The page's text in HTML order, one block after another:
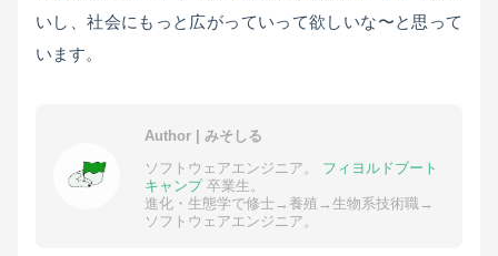
いし、社会にもっと広がっていって欲しいな〜と思って
います。
Author | みそしる
ソフトウェアエンジニア。 フィヨルドブート
キャンプ卒業生。
進化・生態学で修士→養殖→生物系技術職→
ソフトウェアエンジニア。